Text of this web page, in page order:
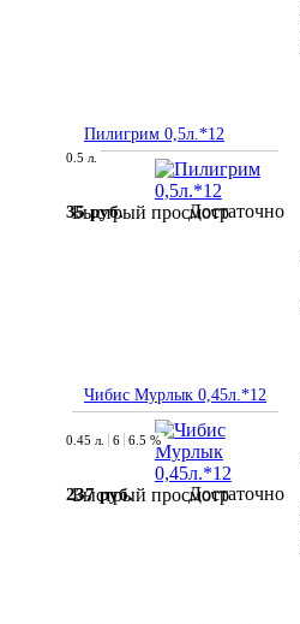
Пилигрим 0,5л.*12
Быстрый просмотр
0.5 л.
35 руб. Достаточно
Чибис Мурлык 0,45л.*12
Быстрый просмотр
0.45 л. 6 6.5 %
237 руб. Достаточно